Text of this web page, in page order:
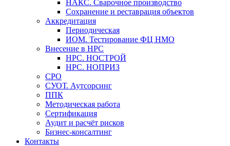
НАКС. Сварочное производство
Сохранение и реставрация объектов
Аккредитация
Периодическая
ИОМ. Тестирование ФЦ НМО
Внесение в НРС
НРС. НОСТРОЙ
НРС. НОПРИЗ
СРО
СУОТ. Аутсорсинг
ППК
Методическая работа
Сертификация
Аудит и расчёт рисков
Бизнес-консалтинг
Контакты